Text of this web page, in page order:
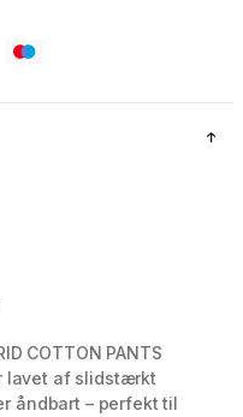
COTTON PANTS
lavet af slidstærkt
åndbart – perfekt til